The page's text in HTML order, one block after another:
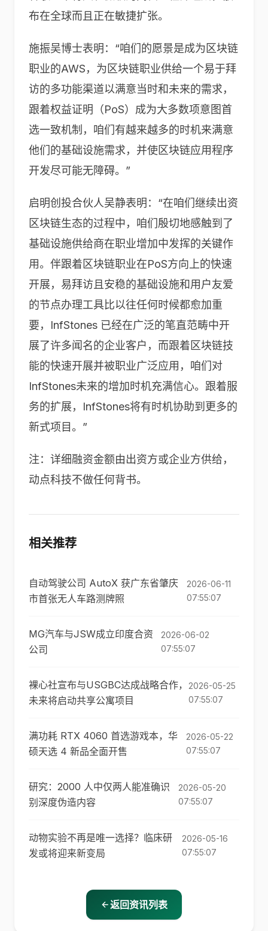
布在全球而且正在敏捷扩张。
施振吴博士表明：“咱们的愿景是成为区块链
职业的AWS，为区块链职业供给一个易于拜
访的多功能渠道以满意当时和未来的需求，
跟着权益证明（PoS）成为大多数项意图首
选一致机制，咱们有越来越多的时机来满意
他们的基础设施需求，并使区块链应用程序
开发尽可能无障碍。”
启明创投合伙人吴静表明：“在咱们继续出资
区块链生态的过程中，咱们殷切地感触到了
基础设施供给商在职业增加中发挥的关键作
用。伴跟着区块链职业在PoS方向上的快速
开展，易拜访且安稳的基础设施和用户友爱
的节点办理工具比以往任何时候都愈加重
要，InfStones 已经在广泛的笔直范畴中开
展了许多闻名的企业客户，而跟着区块链技
能的快速开展并被职业广泛应用，咱们对
InfStones未来的增加时机充满信心。跟着服
务的扩展，InfStones将有时机协助到更多的
新式项目。”
注：详细融资金额由出资方或企业方供给，
动点科技不做任何背书。
相关推荐
自动驾驶公司 AutoX 获广东省肇庆
市首张无人车路测牌照
2026-06-11
07:55:07
MG汽车与JSW成立印度合资
公司
2026-06-02
07:55:07
裸心社宣布与USGBC达成战略合作，
未来将启动共享公寓项目
2026-05-25
07:55:07
满功耗 RTX 4060 首选游戏本，华
硕天选 4 新品全面开售
2026-05-22
07:55:07
研究：2000 人中仅两人能准确识
别深度伪造内容
2026-05-20
07:55:07
动物实验不再是唯一选择？临床研
发或将迎来新变局
2026-05-16
07:55:07
返回资讯列表